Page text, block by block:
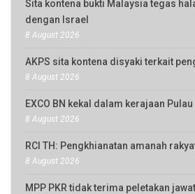
Sita kontena bukti Malaysia tegas
dengan Israel
8 August 2026
AKPS sita kontena disyaki terkait
8 August 2026
EXCO BN kekal dalam kerajaan
8 August 2026
RCI TH: Pengkhianatan amanah
8 August 2026
MPP PKR tidak terima peletakan